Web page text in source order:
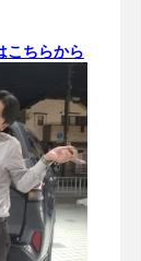
ちらから